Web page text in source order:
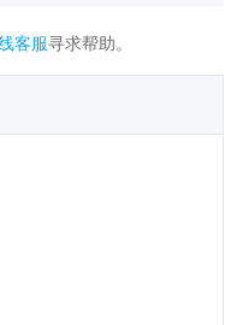
客服寻求帮助。